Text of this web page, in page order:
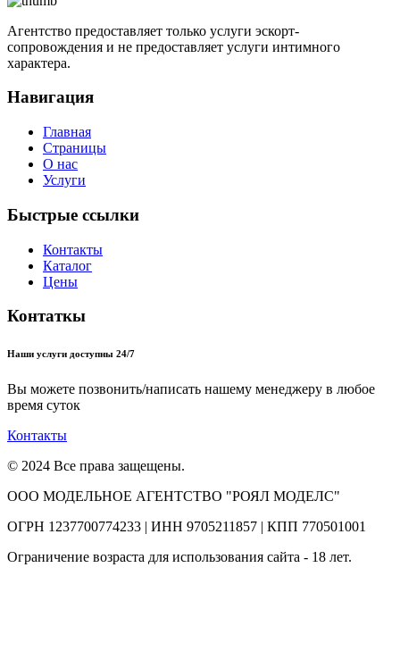
Агентство предоставляет только услуги эскорт-
сопровождения и не предоставляет услуги интимного
характера.
Навигация
Главная
Страницы
О нас
Услуги
Быстрые ссылки
Контакты
Каталог
Цены
Контаткы
Наши услуги доступны 24/7
Вы можете позвонить/написать нашему менеджеру в любое
время суток
Контакты
© 2024 Все права защещены.
ООО МОДЕЛЬНОЕ АГЕНТСТВО "РОЯЛ МОДЕЛС"
ОГРН 1237700774233 | ИНН 9705211857 | КПП 770501001
Ограничение возраста для использования сайта - 18 лет.